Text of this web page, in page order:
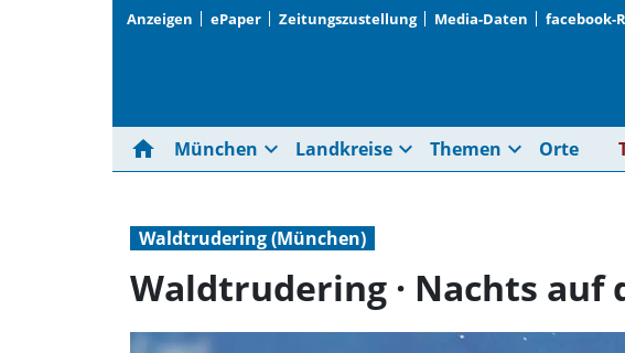
Anzeigen ePaper Zeitungszustellung Media-Daten facebook-
home München expand_more Landkreise expand_more Themen expand_more Orte
Waldtrudering (München)
Waldtrudering · Nachts auf